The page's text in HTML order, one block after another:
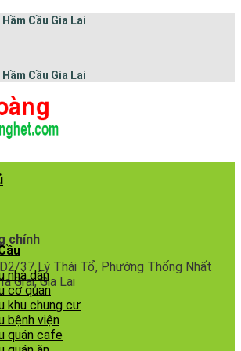
Cầu Gia Lai
Cầu Gia Lai
chính
37 Lý Thái Tổ, Phường Thống Nhất
Grai, Gia Lai
nhà dân
cơ quan
khu chung cư
bệnh viện
quán cafe